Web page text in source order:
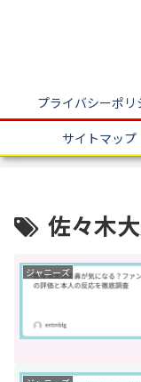
プライバシーポリ
サイトマップ
佐々木
ジャニーズ